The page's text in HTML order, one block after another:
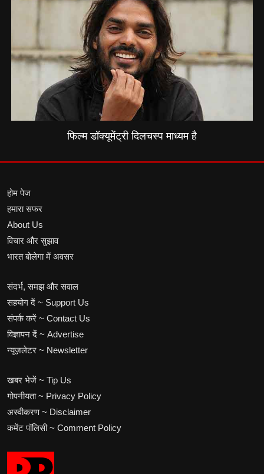
फिल्म डॉक्यूमेंट्री दिलचस्प माध्यम है
होम पेज
हमारा सफर
About Us
विचार और सुझाव
भारत बोलेगा में अवसर
संदर्भ, समझ और सवाल
सहयोग दें ~ Support Us
संपर्क करें ~ Contact Us
विज्ञापन दें ~ Advertise
न्यूज़लेटर ~ Newsletter
खबर भेजें ~ Tip Us
गोपनीयता ~ Privacy Policy
अस्वीकरण ~ Disclaimer
कमेंट पॉलिसी ~ Comment Policy